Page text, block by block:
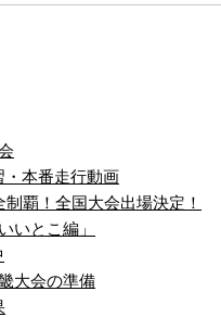
・本番走行動画
覇！全国大会出場決定！
とこ編」
大会の準備